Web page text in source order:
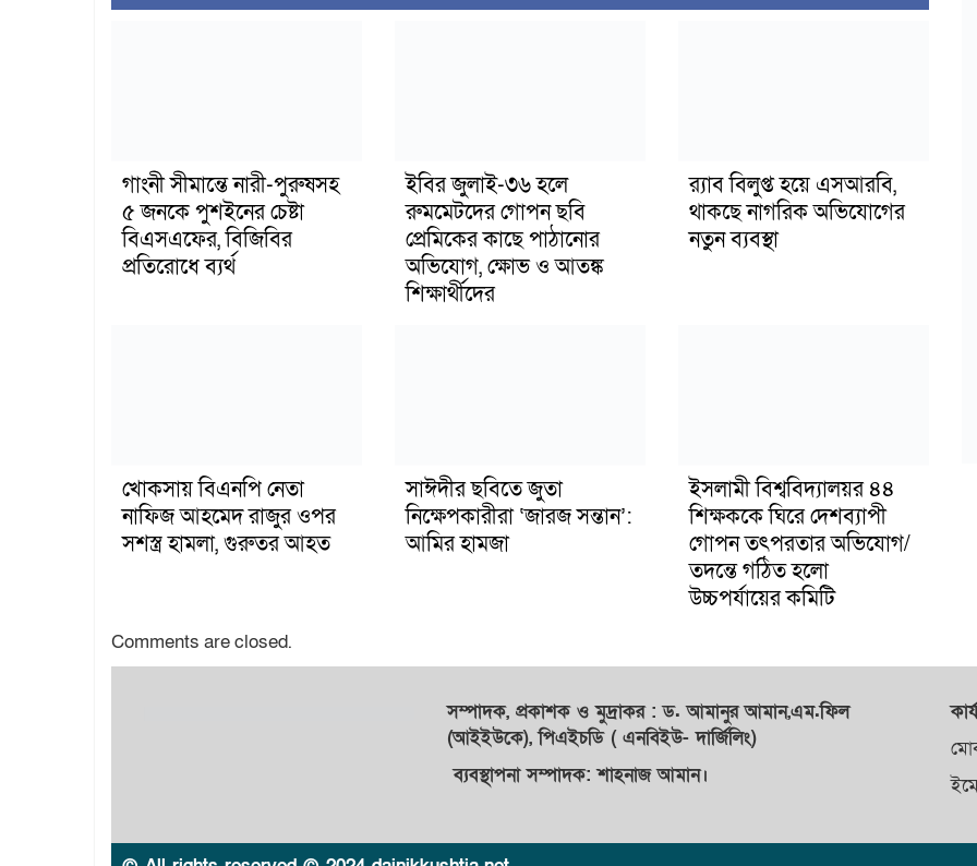
গাংনী সীমান্তে নারী-পুরুষসহ
৫ জনকে পুশইনের চেষ্টা
বিএসএফের, বিজিবির
প্রতিরোধে ব্যর্থ
ইবির জুলাই-৩৬ হলে
রুমমেটদের গোপন ছবি
প্রেমিকের কাছে পাঠানোর
অভিযোগ, ক্ষোভ ও আতঙ্ক
শিক্ষার্থীদের
র‍্যাব বিলুপ্ত হয়ে এসআরবি,
থাকছে নাগরিক অভিযোগের
নতুন ব্যবস্থা
খোকসায় বিএনপি নেতা
নাফিজ আহমেদ রাজুর ওপর
সশস্ত্র হামলা, গুরুতর আহত
সাঈদীর ছবিতে জুতা
নিক্ষেপকারীরা ‘জারজ সন্তান’:
আমির হামজা
ইসলামী বিশ্ববিদ্যালয়র ৪৪
শিক্ষককে ঘিরে দেশব্যাপী
গোপন তৎপরতার অভিযোগ/
তদন্তে গঠিত হলো
উচ্চপর্যায়ের কমিটি
Comments are closed.
সম্পাদক, প্রকাশকওমুদ্রাকর: ড. আমানুর আমান,এম.ফিল
(আইইউকে), পিএইচডি ( এনবিইউ- দার্জিলিং)
ব্যবস্থাপনা সম্পাদক: শাহনাজ আমান।